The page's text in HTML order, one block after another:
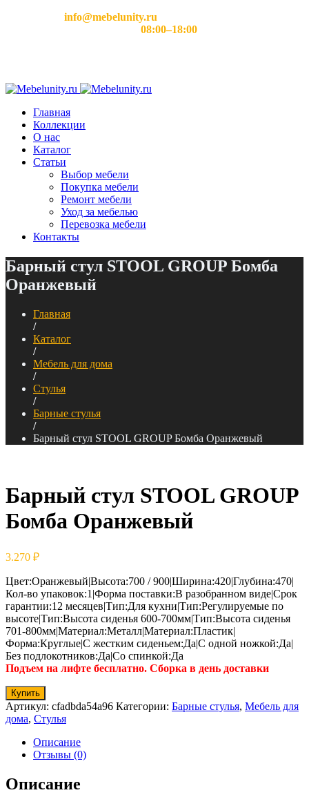
info@mebelunity.ru
08:00–18:00
Главная
Коллекции
О нас
Каталог
Статьи
Выбор мебели
Покупка мебели
Ремонт мебели
Уход за мебелью
Перевозка мебели
Контакты
Барный стул STOOL GROUP Бомба
Оранжевый
Главная
/
Каталог
/
Мебель для дома
/
Стулья
/
Барные стулья
/
Барный стул STOOL GROUP Бомба Оранжевый
Барный стул STOOL GROUP
Бомба Оранжевый
3.270 ₽
Цвет:Оранжевый|Высота:700 / 900|Ширина:420|Глубина:470|
Кол-во упаковок:1|Форма поставки:В разобранном виде|Срок
гарантии:12 месяцев|Тип:Для кухни|Тип:Регулируемые по
высоте|Тип:Высота сиденья 600-700мм|Тип:Высота сиденья
701-800мм|Материал:Металл|Материал:Пластик|
Форма:Круглые|С жестким сиденьем:Да|С одной ножкой:Да|
Без подлокотников:Да|Со спинкой:Да
Подъем на лифте бесплатно. Сборка в день доставки
Купить
Артикул: cfadbda54a96 Категории: Барные стулья, Мебель для
дома, Стулья
Описание
Отзывы (0)
Описание